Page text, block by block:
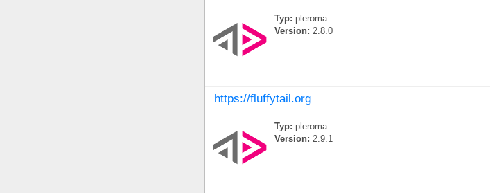
Typ: pleroma
Version: 2.8.0
https://fluffytail.org
Typ: pleroma
Version: 2.9.1